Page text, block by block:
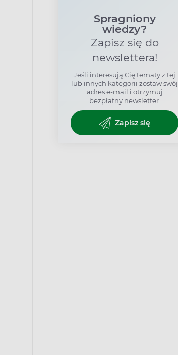
Spragniony
wiedzy?
Zapisz się do
newslettera!
Jeśli interesują Cię tematy z tej
lub innych kategorii zostaw swój
adres e-mail i otrzymuj
bezpłatny newsletter.
Zapisz się